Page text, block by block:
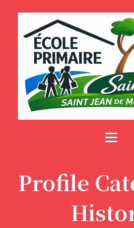
Profile